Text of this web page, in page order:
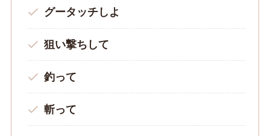
グータッチしよ
狙い撃ちして
釣って
斬って